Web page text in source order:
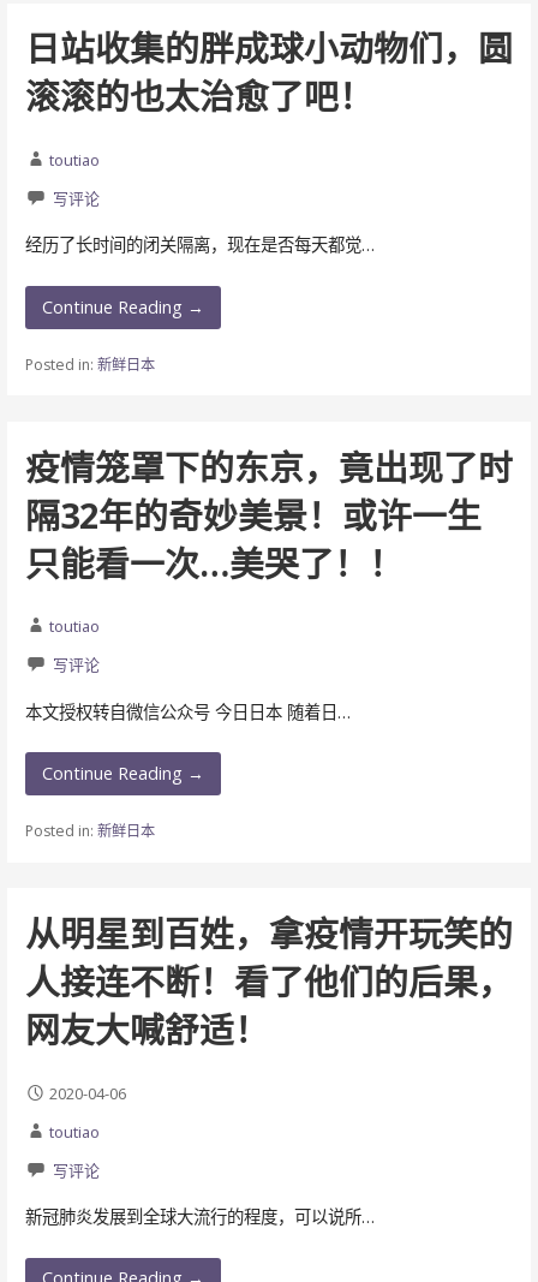
日站收集的胖成球小动物们，圆
滚滚的也太治愈了吧！
toutiao
写评论
经历了长时间的闭关隔离，现在是否每天都觉…
Continue Reading →
Posted in: 新鲜日本
疫情笼罩下的东京，竟出现了时
隔32年的奇妙美景！或许一生
只能看一次…美哭了！！
toutiao
写评论
本文授权转自微信公众号 今日日本 随着日…
Continue Reading →
Posted in: 新鲜日本
从明星到百姓，拿疫情开玩笑的
人接连不断！看了他们的后果，
网友大喊舒适！
2020-04-06
toutiao
写评论
新冠肺炎发展到全球大流行的程度，可以说所…